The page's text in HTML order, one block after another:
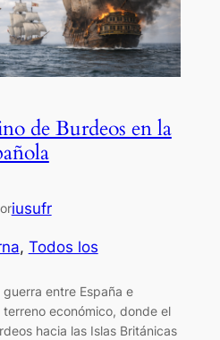
de Burdeos en la
iusufr
, Todos los
entre España e
económico, donde el
hacia las Islas Británicas